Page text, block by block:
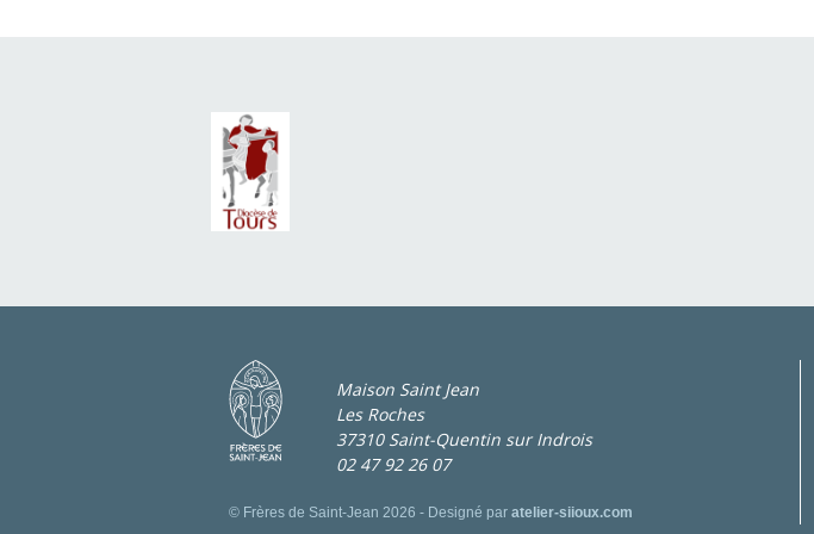
Maison Saint Jean
Les Roches
37310 Saint-Quentin sur Indrois
02 47 92 26 07
© Frères de Saint-Jean 2026 - Designé par atelier-siioux.com